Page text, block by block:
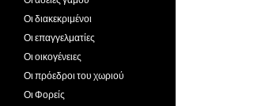
Οι διακεκριμένοι
Οι επαγγελματίες
Οι οικογένειες
Οι πρόεδροι του χωριού
Οι Φορείς